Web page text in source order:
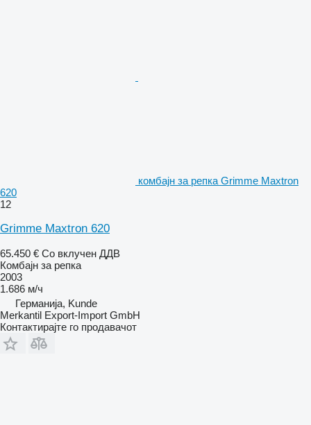
комбајн за репка Grimme Maxtron
620
12
Grimme Maxtron 620
65.450 € Со вклучен ДДВ
Комбајн за репка
2003
1.686 м/ч
Германија, Kunde
Merkantil Export-Import GmbH
Контактирајте го продавачот